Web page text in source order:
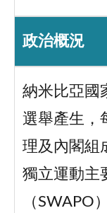
政治概況
納米比亞國
選舉產生，
理及內閣組
獨立運動主
（SWAPO